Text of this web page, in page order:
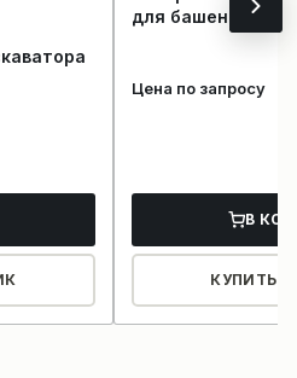
для башенного
Цена по запросу
В
КУПИТЬ В